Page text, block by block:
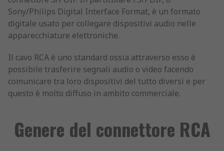
Sony/Philips Digital Interface Format, è un formato
digitale usato per collegare dispositivi audio nelle
apparecchiature elettroniche.
Il cavo RCA è uno standard ossia attraverso esso è
possibile trasferire segnali audio o video facendo
comunicare tra loro dispositivi del tutto diversi e per
questo è molto diffuso in ambito commerciale.
Genere del connettore RCA